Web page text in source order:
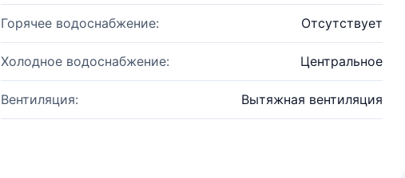
Горячее водоснабжение: Отсутствует
Холодное водоснабжение: Центральное
Вентиляция: Вытяжная вентиляция